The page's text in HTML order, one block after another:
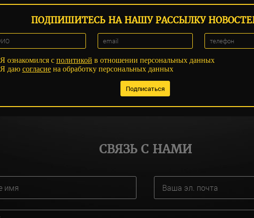
ПОДПИШИТЕСЬ НА НАШУ РАССЫЛКУ
Я ознакомился с политикой в отношении персональных данных
Я даю согласиена обработку персональных данных
СВЯЗЬ С НАМИ